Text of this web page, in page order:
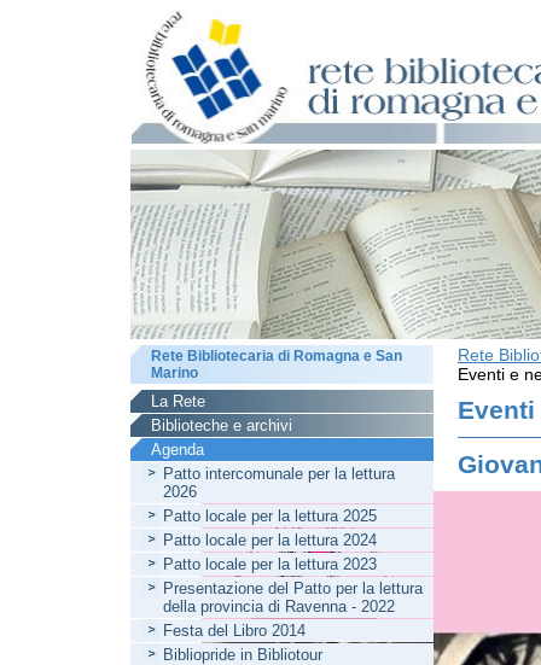
Rete
Eventi e
Eventi
Rete Bibliotecaria di Romagna e San
Marino
La Rete
Biblioteche e archivi
Agenda
Patto intercomunale per la lettura
2026
Patto locale per la lettura 2025
Patto locale per la lettura 2024
Patto locale per la lettura 2023
Presentazione del Patto per la lettura
della provincia di Ravenna - 2022
Festa del Libro 2014
Bibliopride in Bibliotour